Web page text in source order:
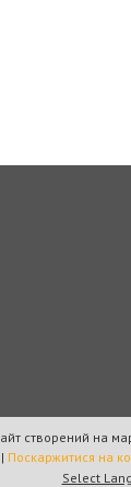
створений на
Food Production | Поскаржитися на
Select